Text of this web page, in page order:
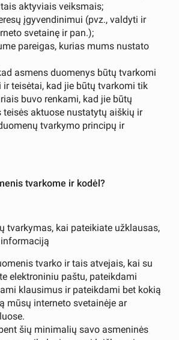
aktyviais veiksmais;
įgyvendinimui (pvz., valdyti ir
svetainę ir pan.);
pareigas, kurias mums nustato
asmens duomenys būtų tvarkomi
teisėtai, kad jie būtų tvarkomi tik
buvo renkami, kad jie būtų
aktuose nustatytų aiškių ir
tvarkymo principų ir
tvarkome ir kodėl?
tvarkymas, kai pateikiate užklausas,
tvarko ir tais atvejais, kai su
elektroniniu paštu, pateikdami
klausimus ir pateikdami bet kokią
mūsų interneto svetainėje ar
šių minimalių savo asmeninės